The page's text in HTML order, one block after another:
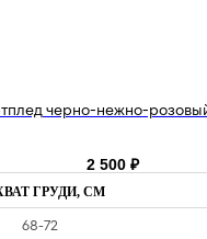
черно-нежно-
2 500 ₽
ГРУДИ, СМ
68-72